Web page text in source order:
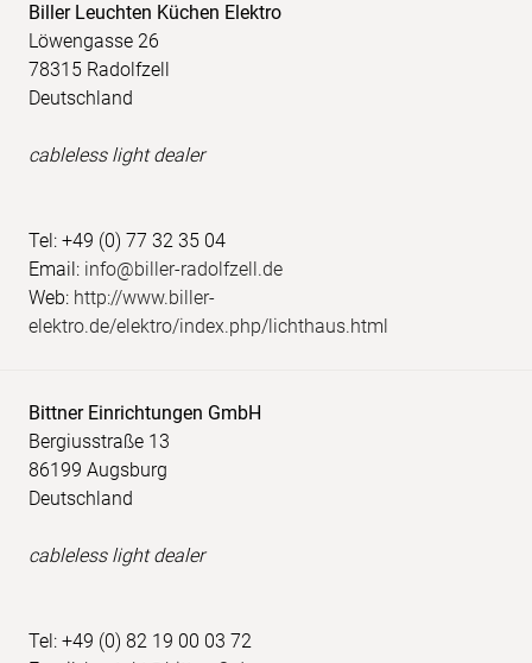
Biller Leuchten Küchen Elektro
Löwengasse 26
78315 Radolfzell
Deutschland
cableless light dealer
Tel: +49 (0) 77 32 35 04
Email: info@biller-radolfzell.de
Web: http://www.biller-
elektro.de/elektro/index.php/lichthaus.html
Bittner Einrichtungen GmbH
Bergiusstraße 13
86199 Augsburg
Deutschland
cableless light dealer
Tel: +49 (0) 82 19 00 03 72